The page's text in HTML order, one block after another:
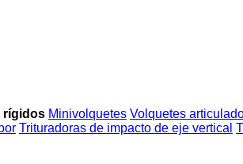
rígidos Minivolquetes Volquetes
Trituradoras de impacto de eje vertical